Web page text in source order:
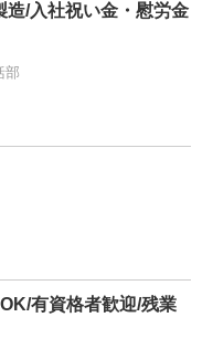
造/入社祝い金・慰労金
部
有資格者歓迎/残業